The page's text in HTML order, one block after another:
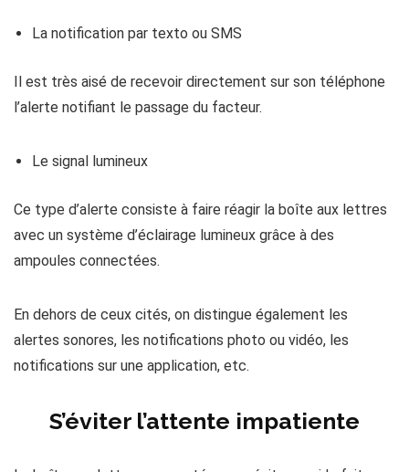
La notification par texto ou SMS
Il est très aisé de recevoir directement sur son téléphone
l’alerte notifiant le passage du facteur.
Le signal lumineux
Ce type d’alerte consiste à faire réagir la boîte aux lettres
avec un système d’éclairage lumineux grâce à des
ampoules connectées.
En dehors de ceux cités, on distingue également les
alertes sonores, les notifications photo ou vidéo, les
notifications sur une application, etc.
S’éviter l’attente impatiente